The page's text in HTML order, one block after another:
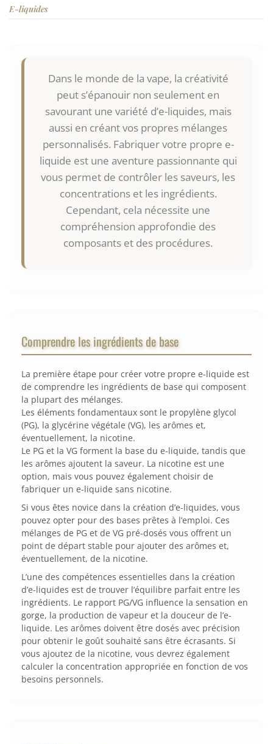
E-liquides
Dans le monde de la vape, la créativité
peut s’épanouir non seulement en
savourant une variété d’e-liquides, mais
aussi en créant vos propres mélanges
personnalisés. Fabriquer votre propre e-
liquide est une aventure passionnante qui
vous permet de contrôler les saveurs, les
concentrations et les ingrédients.
Cependant, cela nécessite une
compréhension approfondie des
composants et des procédures.
Comprendre les ingrédients de base
La première étape pour créer votre propre e-liquide est
de comprendre les ingrédients de base qui composent
la plupart des mélanges.
Les éléments fondamentaux sont le propylène glycol
(PG), la glycérine végétale (VG), les arômes et,
éventuellement, la nicotine.
Le PG et la VG forment la base du e-liquide, tandis que
les arômes ajoutent la saveur. La nicotine est une
option, mais vous pouvez également choisir de
fabriquer un e-liquide sans nicotine.
Si vous êtes novice dans la création d’e-liquides, vous
pouvez opter pour des bases prêtes à l’emploi. Ces
mélanges de PG et de VG pré-dosés vous offrent un
point de départ stable pour ajouter des arômes et,
éventuellement, de la nicotine.
L’une des compétences essentielles dans la création
d’e-liquides est de trouver l’équilibre parfait entre les
ingrédients. Le rapport PG/VG influence la sensation en
gorge, la production de vapeur et la douceur de l’e-
liquide. Les arômes doivent être dosés avec précision
pour obtenir le goût souhaité sans être écrasants. Si
vous ajoutez de la nicotine, vous devrez également
calculer la concentration appropriée en fonction de vos
besoins personnels.